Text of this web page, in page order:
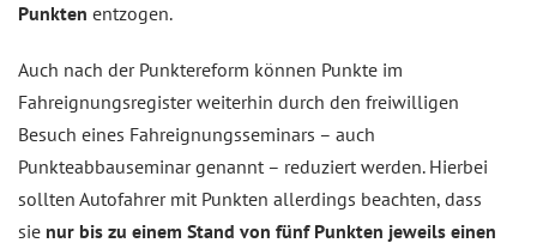
Punkten entzogen.
Auch nach der Punktereform können Punkte im
Fahreignungsregister weiterhin durch den freiwilligen
Besuch eines Fahreignungsseminars – auch
Punkteabbauseminar genannt – reduziert werden. Hierbei
sollten Autofahrer mit Punkten allerdings beachten, dass
sie nur bis zu einem Stand von fünf Punkten jeweils einen